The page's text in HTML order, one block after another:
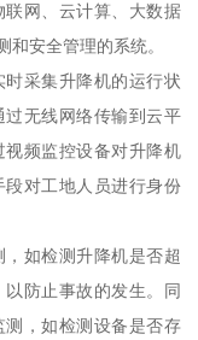
网、云计算、大数据
安全管理的系统。
采集升降机的运行状
无线网络传输到云平
频监控设备对升降机
对工地人员进行身份
如检测升降机是否超
防止事故的发生。同
，如检测设备是否存